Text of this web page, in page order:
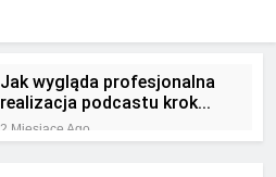
Jak wygląda profesjonalna
realizacja podcastu krok
po kroku?
2 Miesiące Ago